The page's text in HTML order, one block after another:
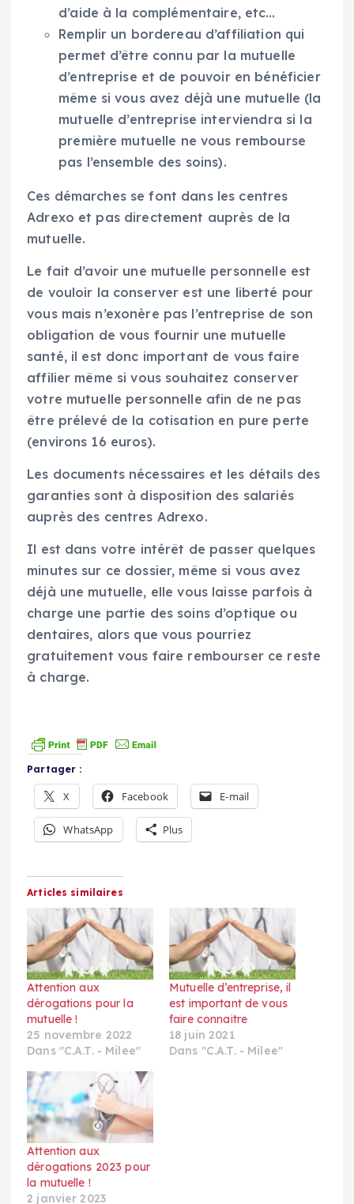
d’aide à la complémentaire, etc…
Remplir un bordereau d’affiliation qui
permet d’être connu par la mutuelle
d’entreprise et de pouvoir en bénéficier
même si vous avez déjà une mutuelle (la
mutuelle d’entreprise interviendra si la
première mutuelle ne vous rembourse
pas l’ensemble des soins).
Ces démarches se font dans les centres
Adrexo et pas directement auprès de la
mutuelle.
Le fait d’avoir une mutuelle personnelle est
de vouloir la conserver est une liberté pour
vous mais n’exonère pas l’entreprise de son
obligation de vous fournir une mutuelle
santé, il est donc important de vous faire
affilier même si vous souhaitez conserver
votre mutuelle personnelle afin de ne pas
être prélevé de la cotisation en pure perte
(environs 16 euros).
Les documents nécessaires et les détails des
garanties sont à disposition des salariés
auprès des centres Adrexo.
Il est dans votre intérêt de passer quelques
minutes sur ce dossier, même si vous avez
déjà une mutuelle, elle vous laisse parfois à
charge une partie des soins d’optique ou
dentaires, alors que vous pourriez
gratuitement vous faire rembourser ce reste
à charge.
Partager :
X Facebook E-mail
WhatsApp Plus
Articles similaires
Attention aux
dérogations pour la
mutuelle !
25 novembre 2022
Dans "C.A.T. - Milee"
Mutuelle d’entreprise, il
est important de vous
faire connaitre
18 juin 2021
Dans "C.A.T. - Milee"
Attention aux
dérogations 2023 pour
la mutuelle !
2 janvier 2023